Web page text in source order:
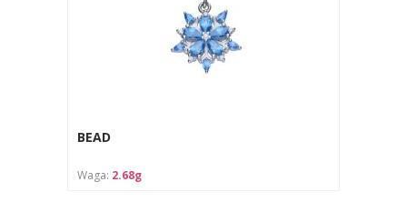
BEAD
Waga: 2.68g